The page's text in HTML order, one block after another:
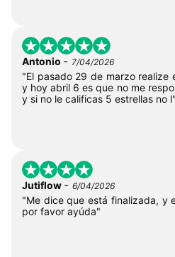
Antonio - 7/04/2026
"El pasado 29 de marzo realize
y hoy abril 6 es que no me
y si no le calificas 5 estrellas no l"
Jutiflow - 6/04/2026
"Me dice que está finalizada, y
por favor ayúda"